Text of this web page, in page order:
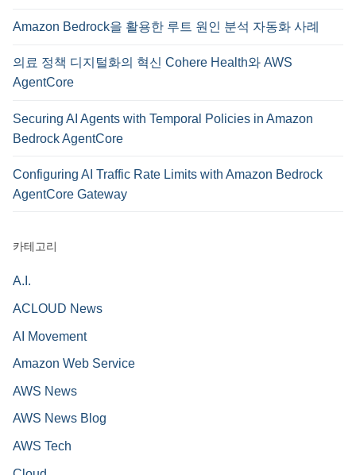
Amazon Bedrock을 활용한 루트 원인 분석 자동화 사례
의료 정책 디지털화의 혁신 Cohere Health와 AWS
AgentCore
Securing AI Agents with Temporal Policies in Amazon
Bedrock AgentCore
Configuring AI Traffic Rate Limits with Amazon Bedrock
AgentCore Gateway
카테고리
A.I.
ACLOUD News
AI Movement
Amazon Web Service
AWS News
AWS News Blog
AWS Tech